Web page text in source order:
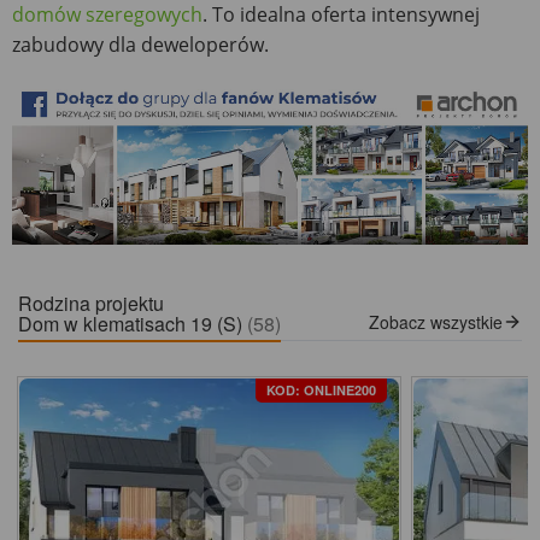
domów szeregowych. To idealna oferta intensywnej
zabudowy dla deweloperów.
Rodzina projektu
Dom w klematisach 19 (S) (58) Zobacz wszystkie
KOD: ONLINE200